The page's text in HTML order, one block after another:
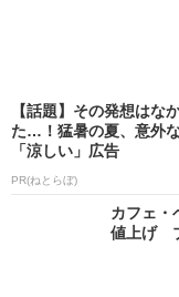
【話題】その発想はな
た…！猛暑の夏、意外
「涼しい」広告
PR(ねとらぼ)
カフェ・
値上げ